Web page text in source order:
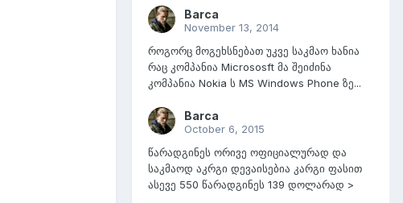
Barca
November 13, 2014
როგორც მოგეხსნებათ უკვე საკმაო ხანია
რაც კომპანია Micrososft მა შეიძინა
კომპანია Nokia ს MS Windows Phone ზე...
Barca
October 6, 2015
წარადგინეს ორივე ოფიციალურად და
საკმაოდ აკრგი დევაისებია კარგი ფასით
ასევე 550 წარადგინეს 139 დოლარად >